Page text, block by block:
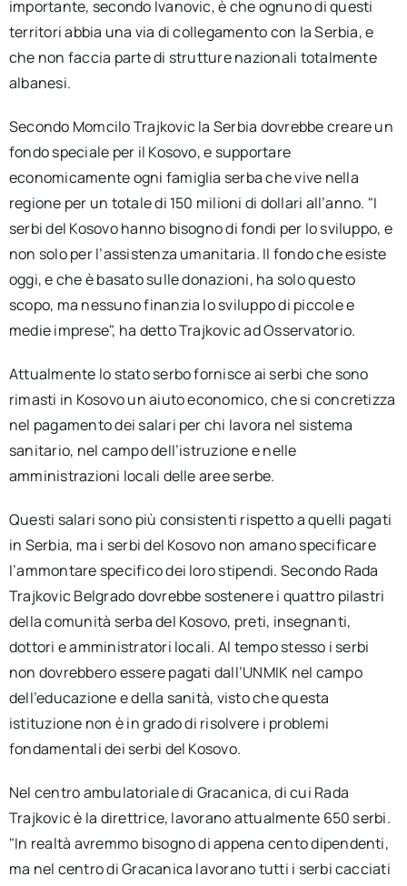
importante, secondo Ivanovic, è che ognuno di questi
territori abbia una via di collegamento con la Serbia, e
che non faccia parte di strutture nazionali totalmente
albanesi.
Secondo Momcilo Trajkovic la Serbia dovrebbe creare un
fondo speciale per il Kosovo, e supportare
economicamente ogni famiglia serba che vive nella
regione per un totale di 150 milioni di dollari all’anno. "I
serbi del Kosovo hanno bisogno di fondi per lo sviluppo, e
non solo per l’assistenza umanitaria. Il fondo che esiste
oggi, e che è basato sulle donazioni, ha solo questo
scopo, ma nessuno finanzia lo sviluppo di piccole e
medie imprese", ha detto Trajkovic ad Osservatorio.
Attualmente lo stato serbo fornisce ai serbi che sono
rimasti in Kosovo un aiuto economico, che si concretizza
nel pagamento dei salari per chi lavora nel sistema
sanitario, nel campo dell’istruzione e nelle
amministrazioni locali delle aree serbe.
Questi salari sono più consistenti rispetto a quelli pagati
in Serbia, ma i serbi del Kosovo non amano specificare
l’ammontare specifico dei loro stipendi. Secondo Rada
Trajkovic Belgrado dovrebbe sostenere i quattro pilastri
della comunità serba del Kosovo, preti, insegnanti,
dottori e amministratori locali. Al tempo stesso i serbi
non dovrebbero essere pagati dall’UNMIK nel campo
dell’educazione e della sanità, visto che questa
istituzione non è in grado di risolvere i problemi
fondamentali dei serbi del Kosovo.
Nel centro ambulatoriale di Gracanica, di cui Rada
Trajkovic è la direttrice, lavorano attualmente 650 serbi.
"In realtà avremmo bisogno di appena cento dipendenti,
ma nel centro di Gracanica lavorano tutti i serbi cacciati